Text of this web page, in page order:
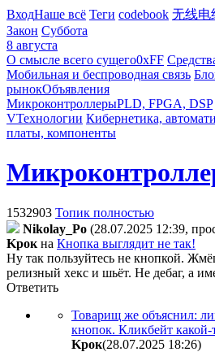
ВходНаше всё Теги codebook 无线电
Закон Суббота
8 августа
О смысле всего сущего0xFF
Мобильная и беспроводная связь
рынокОбъявления
МикроконтроллерыPLD, FPGA, DSP
VТехнологии Кибернетика,
платы, компоненты
1532903 Топик полностью
Nikolay_Po (28.07.2025 12:39,
Kpoк на Кнопка выглядит не так!
Ну так пользуйтесь не кнопкой.
релизный хекс и шьёт. Не дебаг, а
Ответить
Товарищ же объяснил:
кнопок. Кликбейт какой-
Kpoк(28.07.2025 18:26)